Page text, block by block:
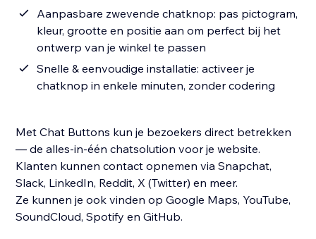
Aanpasbare zwevende chatknop: pas pictogram,
kleur, grootte en positie aan om perfect bij het
ontwerp van je winkel te passen
Snelle & eenvoudige installatie: activeer je
chatknop in enkele minuten, zonder codering
Met Chat Buttons kun je bezoekers direct betrekken
— de alles-in-één chatsolution voor je website.
Klanten kunnen contact opnemen via Snapchat,
Slack, LinkedIn, Reddit, X (Twitter) en meer.
Ze kunnen je ook vinden op Google Maps, YouTube,
SoundCloud, Spotify en GitHub.